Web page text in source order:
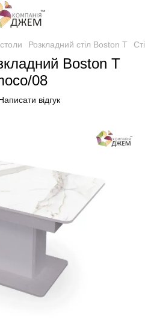
Розкладний стіл Boston T
Boston T
08
відгук